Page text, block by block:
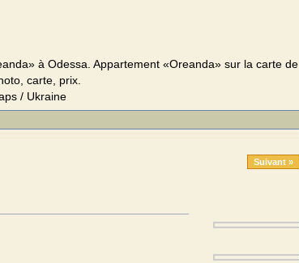
à Odessa. Appartement «Oreanda» sur la carte de
carte, prix.
/ Ukraine
Suivant »